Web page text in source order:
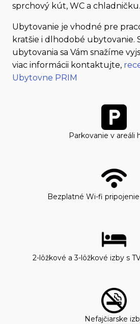
sprchový kút, WC a chladničku.
Ubytovanie je vhodné pre
kratšie i dlhodobé ubytovanie.
ubytovania sa Vám snažíme
viac informácii kontaktujte,
Ubytovne PRIM
Parkovanie v areáli
Bezplatné Wi-fi
2-lôžkové a 3-lôžkové izby s
Nefajčiarske